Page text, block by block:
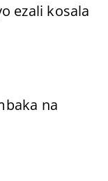
ezali kosala
na